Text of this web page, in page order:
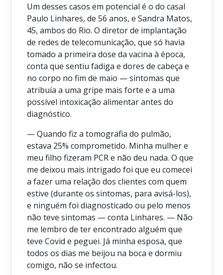
Um desses casos em potencial é o do casal
Paulo Linhares, de 56 anos, e Sandra Matos,
45, ambos do Rio. O diretor de implantação
de redes de telecomunicação, que só havia
tomado a primeira dose da vacina à época,
conta que sentiu fadiga e dores de cabeça e
no corpo no fim de maio — sintomas que
atribuía a uma gripe mais forte e a uma
possível intoxicação alimentar antes do
diagnóstico.
— Quando fiz a tomografia do pulmão,
estava 25% comprometido. Minha mulher e
meu filho fizeram PCR e não deu nada. O que
me deixou mais intrigado foi que eu comecei
a fazer uma relação dos clientes com quem
estive (durante os sintomas, para avisá-los),
e ninguém foi diagnosticado ou pelo menos
não teve sintomas — conta Linhares. — Não
me lembro de ter encontrado alguém que
teve Covid e peguei. Já minha esposa, que
todos os dias me beijou na boca e dormiu
comigo, não se infectou.